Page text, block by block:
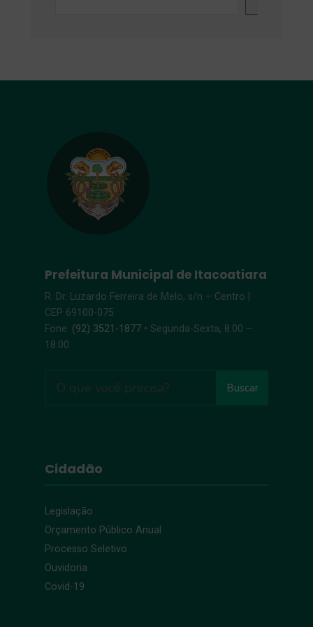
Prefeitura Municipal de Itacoatiara
R. Dr. Luzardo Ferreira de Melo, s/n – Centro |
CEP 69100-075
Fone: (92) 3521-1877 • Segunda-Sexta, 8:00 –
18:00
Buscar
Cidadão
Legislação
Orçamento Público Anual
Processo Seletivo
Ouvidoria
Covid-19